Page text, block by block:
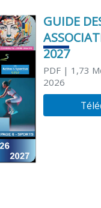
GUIDE
2027
PDF| 1,73
2026